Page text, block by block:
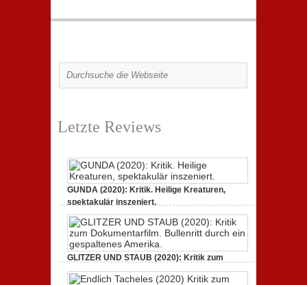
Letzte Reviews
GUNDA (2020): Kritik. Heilige Kreaturen,
spektakulär inszeniert.
GLITZER UND STAUB (2020): Kritik zum
Dokumentarfilm.
3. Oktober 2020,2 Comments